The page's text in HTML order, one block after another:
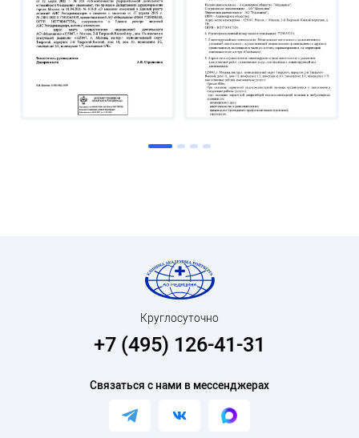
Круглосуточно
+7 (495) 126-41-31
Связаться с нами в мессенджерах